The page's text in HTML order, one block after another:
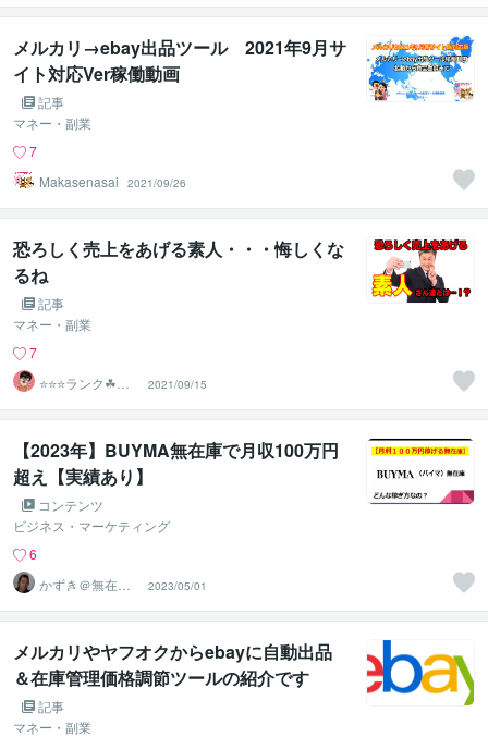
メルカリ→ebay出品ツール 2021年9月サ
イト対応Ver稼働動画
記事
マネー・副業
7
Makasenasai
2021/09/26
恐ろしく売上をあげる素人・・・悔しくな
るね
記事
マネー・副業
7
⭐️⭐️⭐️ランク☘ヤ
フオクマスター
2021/09/15
【2023年】BUYMA無在庫で月収100万円
超え【実績あり】
コンテンツ
ビジネス・マーケティング
6
かずき＠無在庫
物販総合研究
2023/05/01
メルカリやヤフオクからebayに自動出品
＆在庫管理価格調節ツールの紹介です
記事
マネー・副業